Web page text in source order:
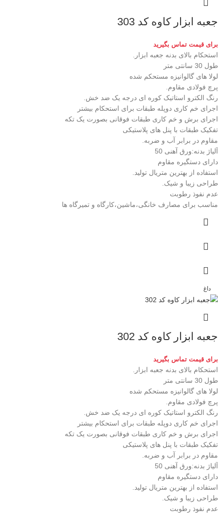
جعبه ابزار کاوه کد 303
برای قیمت تماس بگیرید
استحکام بالای بدنه جعبه ابزار.
طول 30 سانتی متر
لولا های گالوانیزه مستحکم شده
پرچ فولادی مقاوم.
رنگ الکترو استاتیک کوره ای درجه یک ضد خش.
اجرای خم کاری دوپله طبقات برای استحکام بیشتر
اجرای برش و خم کاری طبقات فوقانی بصورت یک تکه
تفکیک طبقات با پنل های پلاستیکی
مقاوم در برابر آب و ضربه.
آلیاژ بدنه:ورق آهنی 50
دارای دستگیره مقاوم
استفاده از بهترین متریال تولید.
طراحی زیبا و شیک.
عدم نفوذ رطوبت
مناسب برای مصارف خانگی،ماشین،کارگاه و تمیرگاه ها
داغ
جعبه ابزار کاوه کد 302
برای قیمت تماس بگیرید
استحکام بالای بدنه جعبه ابزار.
طول 30 سانتی متر
لولا های گالوانیزه مستحکم شده
پرچ فولادی مقاوم.
رنگ الکترو استاتیک کوره ای درجه یک ضد خش.
اجرای خم کاری دوپله طبقات برای استحکام بیشتر
اجرای برش و خم کاری طبقات فوقانی بصورت یک تکه
تفکیک طبقات با پنل های پلاستیکی
مقاوم در برابر آب و ضربه.
آلیاژ بدنه:ورق آهنی 50
دارای دستگیره مقاوم
استفاده از بهترین متریال تولید.
طراحی زیبا و شیک.
عدم نفوذ رطوبت